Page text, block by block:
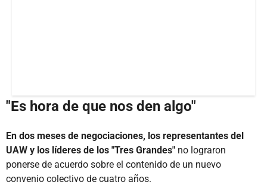
"Es hora de que nos den algo"
En dos meses de negociaciones, los representantes del
UAW y los líderes de los "Tres Grandes" no lograron
ponerse de acuerdo sobre el contenido de un nuevo
convenio colectivo de cuatro años.